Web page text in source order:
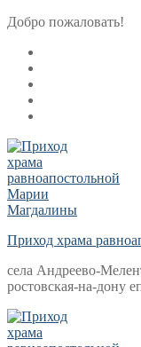
Перейти
содержимому
Меню
Закрыть
Добро пожаловать!
Приход храма
села Андреево-
ростовская-на-дону